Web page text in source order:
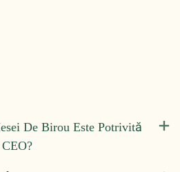
De Birou Este Potrivită